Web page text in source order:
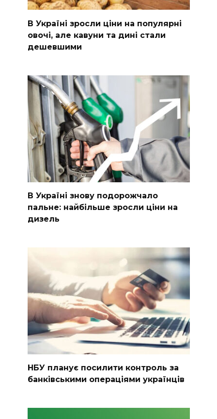
В Україні зросли ціни на популярні
овочі, але кавуни та дині стали
дешевшими
В Україні знову подорожчало
пальне: найбільше зросли ціни на
дизель
НБУ планує посилити контроль за
банківськими операціями українців